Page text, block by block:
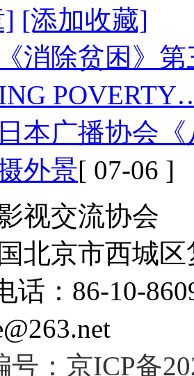
] [添加收藏]
《消除贫困》
日本广播协会
外景[ 07-06 ]
视交流协会
北京市西城
话：86-10-
号：京ICP备